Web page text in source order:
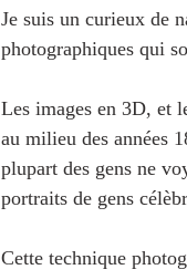
Je suis un curieux de
photographiques qui
Les images en 3D, et
au milieu des années
plupart des gens ne
portraits de gens
Cette technique